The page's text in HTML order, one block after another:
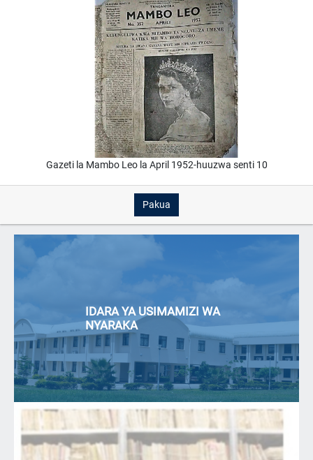
Gazeti la Mambo Leo la April 1952-huuzwa senti 10
Pakua
IDARA YA USIMAMIZI WA
NYARAKA